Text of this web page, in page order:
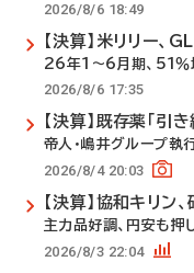
2026/8/6 18:49
【決算】米リリー
26年1～6月期、51％
2026/8/6 17:35
【決算】既存薬「引
帝人・嶋井グループ執
2026/8/4 20:03
【決算】協和キリン
主力品好調、円安も押
2026/8/3 22:04